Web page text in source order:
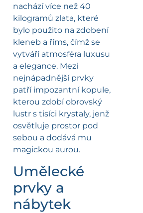
nachází více než 40
kilogramů zlata, které
bylo použito na zdobení
kleneb a říms, čímž se
vytváří atmosféra luxusu
a elegance. Mezi
nejnápadnější prvky
patří impozantní kopule,
kterou zdobí obrovský
lustr s tisíci krystaly, jenž
osvětluje prostor pod
sebou a dodává mu
magickou aurou.
Umělecké
prvky a
nábytek